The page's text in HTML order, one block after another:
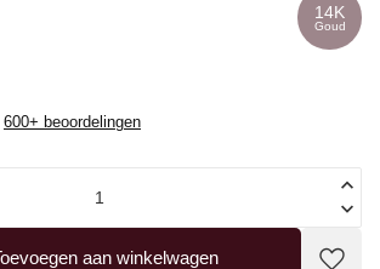
14K
Goud
600+ beoordelingen
aan winkelwagen